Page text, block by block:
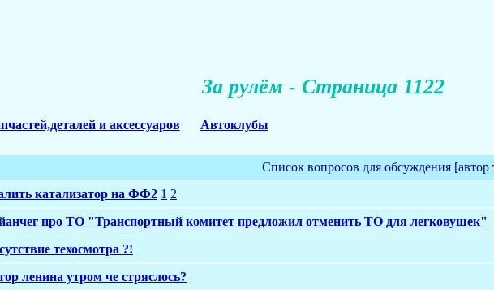
За рулём - Страница 1122
и аксессуаров Автоклубы
Список вопросов для обсуждения [автор
катализатор на ФФ2 1 2
про ТО "Транспортный комитет предложил отменить ТО для легковушек"
техосмотра ?!
ленина утром че стряслось?